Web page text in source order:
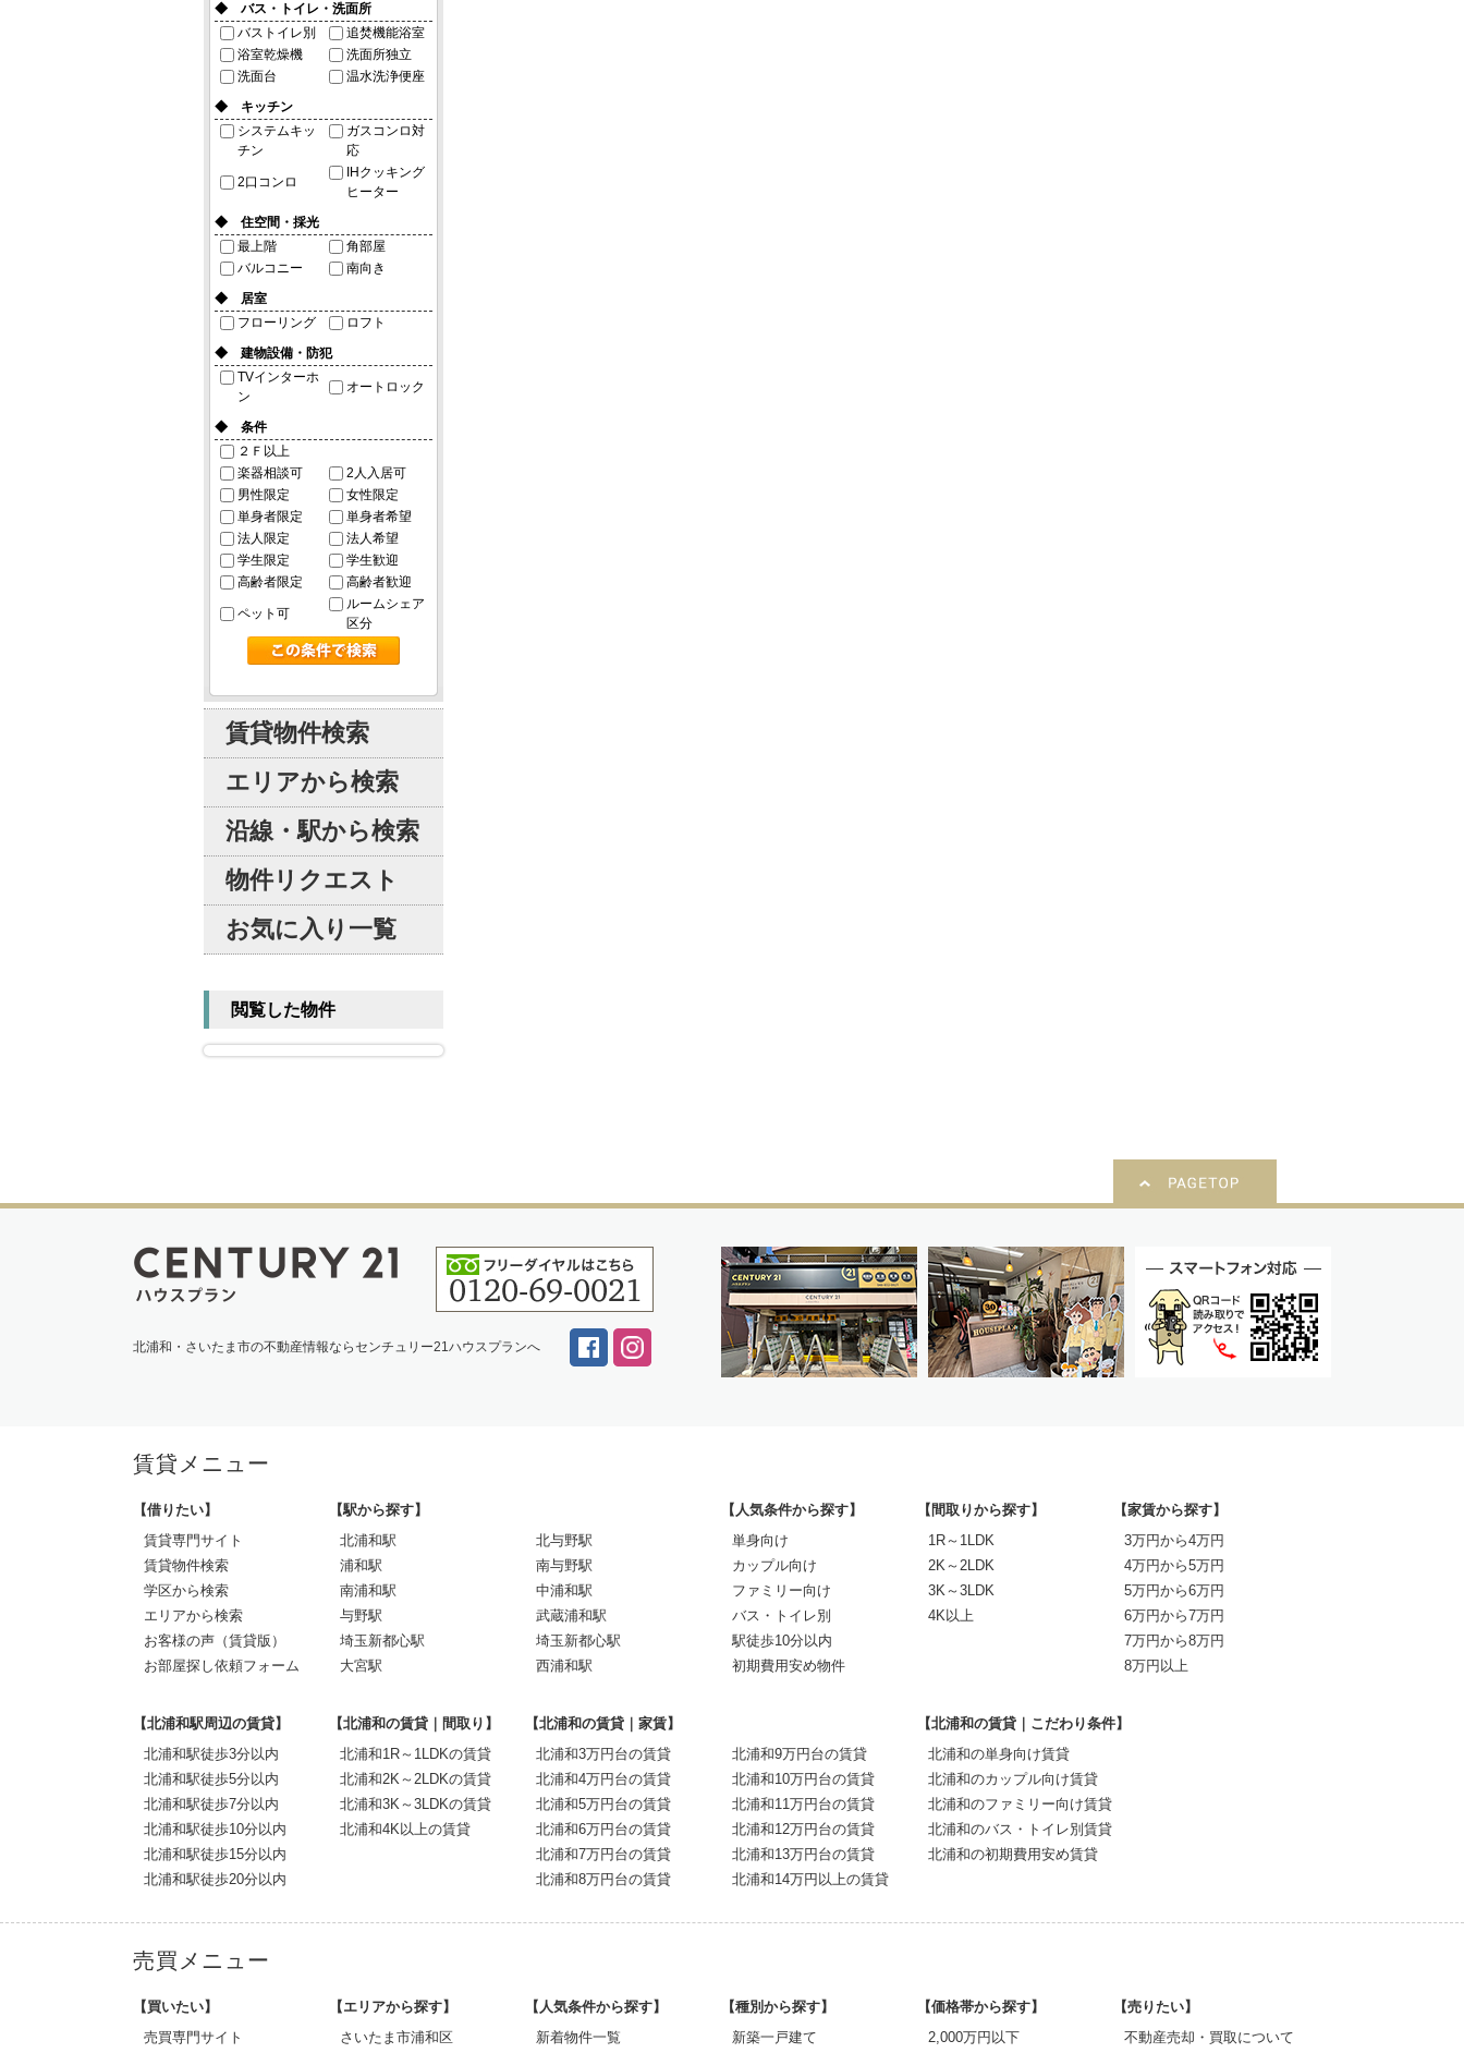
◆ バス・トイレ・洗面所
バストイレ別
追焚機能浴室
浴室乾燥機
洗面所独立
洗面台
温水洗浄便座
◆ キッチン
システムキッ
チン
ガスコンロ対
応
2口コンロ
IHクッキング
ヒーター
◆ 住空間・採光
最上階
角部屋
バルコニー
南向き
◆ 居室
フローリング
ロフト
◆ 建物設備・防犯
TVインターホ
ン
オートロック
◆ 条件
２Ｆ以上
楽器相談可
2人入居可
男性限定
女性限定
単身者限定
単身者希望
法人限定
法人希望
学生限定
学生歓迎
高齢者限定
高齢者歓迎
ペット可
ルームシェア
区分
賃貸物件検索
エリアから検索
沿線・駅から検索
物件リクエスト
お気に入り一覧
閲覧した物件
北浦和・さいたま市の不動産情報ならセンチュリー21ハウスプランへ
賃貸メニュー
【借りたい】
賃貸専門サイト
賃貸物件検索
学区から検索
エリアから検索
お客様の声（賃貸版）
お部屋探し依頼フォーム
【駅から探す】
北浦和駅
浦和駅
南浦和駅
与野駅
埼玉新都心駅
大宮駅
北与野駅
南与野駅
中浦和駅
武蔵浦和駅
埼玉新都心駅
西浦和駅
【人気条件から探す】
単身向け
カップル向け
ファミリー向け
バス・トイレ別
駅徒歩10分以内
初期費用安め物件
【間取りから探す】
1R～1LDK
2K～2LDK
3K～3LDK
4K以上
【家賃から探す】
3万円から4万円
4万円から5万円
5万円から6万円
6万円から7万円
7万円から8万円
8万円以上
【北浦和駅周辺の賃貸】
北浦和駅徒歩3分以内
北浦和駅徒歩5分以内
北浦和駅徒歩7分以内
北浦和駅徒歩10分以内
北浦和駅徒歩15分以内
北浦和駅徒歩20分以内
【北浦和の賃貸｜間取り】
北浦和1R～1LDKの賃貸
北浦和2K～2LDKの賃貸
北浦和3K～3LDKの賃貸
北浦和4K以上の賃貸
【北浦和の賃貸｜家賃】
北浦和3万円台の賃貸
北浦和4万円台の賃貸
北浦和5万円台の賃貸
北浦和6万円台の賃貸
北浦和7万円台の賃貸
北浦和8万円台の賃貸
北浦和9万円台の賃貸
北浦和10万円台の賃貸
北浦和11万円台の賃貸
北浦和12万円台の賃貸
北浦和13万円台の賃貸
北浦和14万円以上の賃貸
【北浦和の賃貸｜こだわり条件】
北浦和の単身向け賃貸
北浦和のカップル向け賃貸
北浦和のファミリー向け賃貸
北浦和のバス・トイレ別賃貸
北浦和の初期費用安め賃貸
売買メニュー
【買いたい】
売買専門サイト
【エリアから探す】
さいたま市浦和区
【人気条件から探す】
新着物件一覧
【種別から探す】
新築一戸建て
【価格帯から探す】
2,000万円以下
【売りたい】
不動産売却・買取について